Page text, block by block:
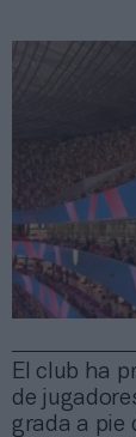
El club ha
de
grada a pie